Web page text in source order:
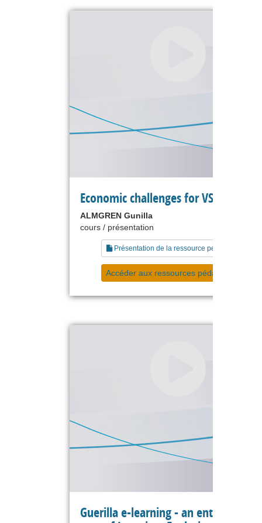
Economic challenges for VSE in
ALMGREN Gunilla
cours / présentation
Présentation de la ressource pédagogique
Accéder aux ressources pédagogiques
Guerilla e-learning - an